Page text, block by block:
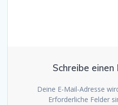
Schreibe
Deine E-Mail-Adresse
Erforderliche Felder